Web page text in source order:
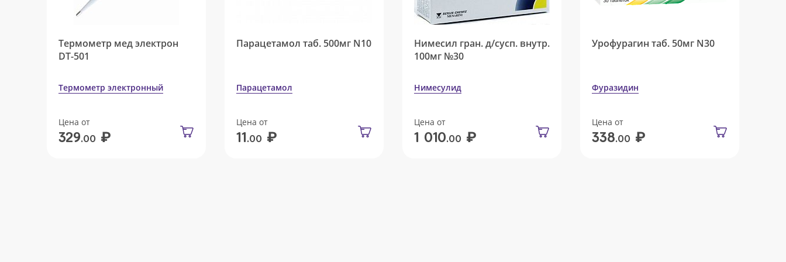
Термометр мед электрон
DT-501
Термометр электронный
Цена от
329.00 ₽
Парацетамол таб. 500мг N10
Парацетамол
Цена от
11.00 ₽
Нимесил гран. д/сусп. внутр.
100мг №30
Нимесулид
Цена от
1 010.00 ₽
Урофурагин таб. 50мг N30
Фуразидин
Цена от
338.00 ₽